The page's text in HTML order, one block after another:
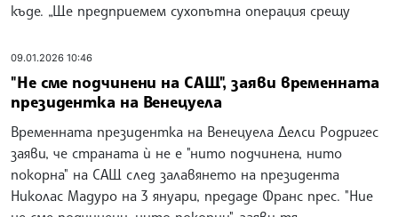
къде. „Ще предприемем сухопътна операция срещу
09.01.2026 10:46
"Не сме подчинени на САЩ", заяви временната
президентка на Венецуела
Временната президентка на Венецуела Делси Родригес
заяви, че страната ѝ не е "нито подчинена, нито
покорна" на САЩ след залавянето на президента
Николас Мадуро на 3 януари, предаде Франс прес. "Ние